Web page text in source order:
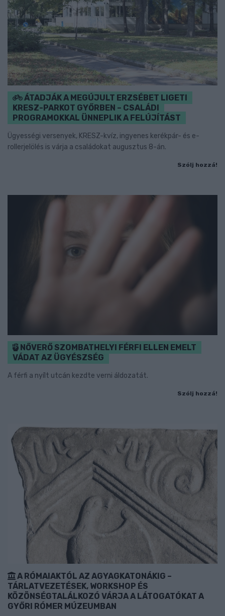
ÁTADJÁK A MEGÚJULT ERZSÉBET LIGETI
KRESZ-PARKOT GYŐRBEN – CSALÁDI
PROGRAMOKKAL ÜNNEPLIK A FELÚJÍTÁST
Ügyességi versenyek, KRESZ-kvíz, ingyenes kerékpár- és e-
rollerjelölés is várja a családokat augusztus 8-án.
Szólj hozzá!
NŐVERŐ SZOMBATHELYI FÉRFI ELLEN EMELT
VÁDAT AZ ÜGYÉSZSÉG
A férfi a nyílt utcán kezdte verni áldozatát.
Szólj hozzá!
A RÓMAIAKTÓL AZ AGYAGKATONÁKIG –
TÁRLATVEZETÉSEK, WORKSHOP ÉS
KÖZÖNSÉGTALÁLKOZÓ VÁRJA A LÁTOGATÓKAT A
GYŐRI RÓMER MÚZEUMBAN